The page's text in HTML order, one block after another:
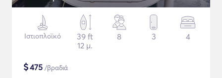
Ιστιοπλοϊκό
39 ft
12 μ.
8 3 4
$475 /βραδιά